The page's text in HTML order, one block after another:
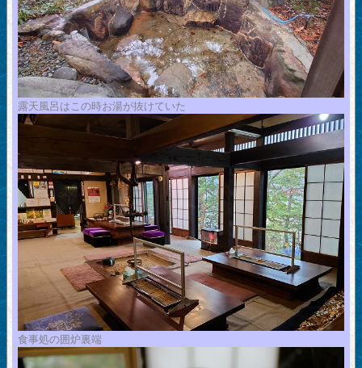
露天風呂はこの時お湯が抜けていた
食事処の囲炉裏端